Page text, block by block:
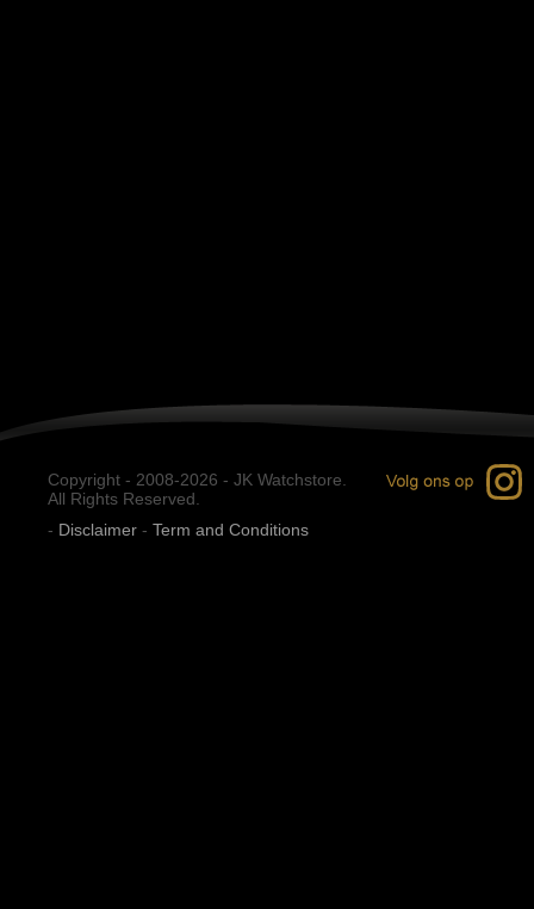
Copyright - 2008-2026 - JK Watchstore.
All Rights Reserved.
- Disclaimer - Term and Conditions